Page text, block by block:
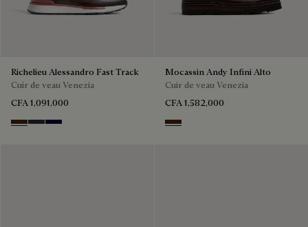
Richelieu Alessandro Fast Track
Cuir de veau Venezia
CFA 1,091,000
Marrone Intenso
Nero Fume
Nero Blu
Mocassin Andy Infini Alto
Cuir de veau Venezia
CFA 1,582,000
Marrone Intenso